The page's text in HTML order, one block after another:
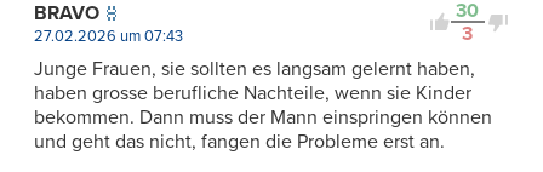
30
3
BRAVO
27.02.2026 um 07:43
Junge Frauen, sie sollten es langsam gelernt haben,
haben grosse berufliche Nachteile, wenn sie Kinder
bekommen. Dann muss der Mann einspringen können
und geht das nicht, fangen die Probleme erst an.